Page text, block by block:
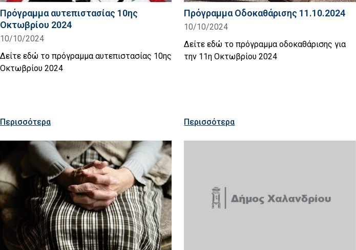
Πρόγραμμα αυτεπιστασίας 10ης
Οκτωβρίου 2024
10/10/2024
Δείτε εδώ το πρόγραμμα αυτεπιστασίας 10ης
Οκτωβρίου 2024
Περισσότερα
Πρόγραμμα Οδοκαθάρισης 11.10.2024
10/10/2024
Δείτε εδώ το πρόγραμμα οδοκαθάρισης για
την 11η Οκτωβρίου 2024
Περισσότερα